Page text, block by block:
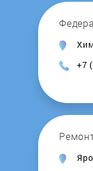
+7